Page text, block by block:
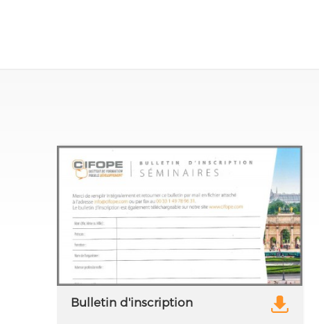
Bulletin d'inscription